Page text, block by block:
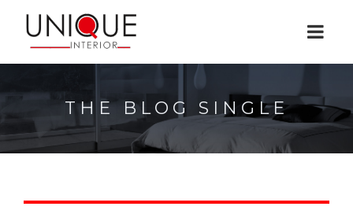
THE BLOG SINGLE